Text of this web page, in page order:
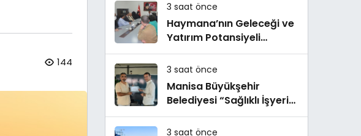
144
3 saat önce
Haymana’nın Geleceği ve
Yatırım Potansiyeli
Masaya Yatırıldı
3 saat önce
Manisa Büyükşehir
Belediyesi “Sağlıklı İşyeri”
Sertifikasını Aldı
3 saat önce